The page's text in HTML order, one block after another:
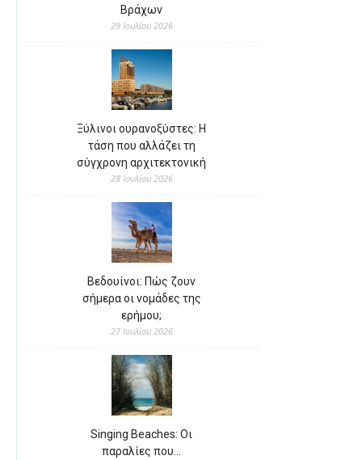
Βράχων
29 Ιουλίου 2026
Ξύλινοι ουρανοξύστες: Η
τάση που αλλάζει τη
σύγχρονη αρχιτεκτονική
28 Ιουλίου 2026
Βεδουίνοι: Πώς ζουν
σήμερα οι νομάδες της
ερήμου;
27 Ιουλίου 2026
Singing Beaches: Οι
παραλίες που…